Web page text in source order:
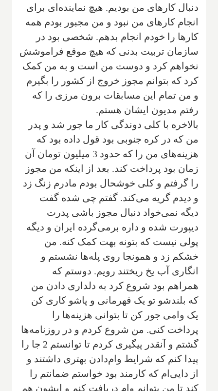
دنبال کارهای‌ من بودیم. هیچ نماینده‌ای برای
انجام کارهای من نبود و من مجبور بودم همه
کارها را خودم انجام بدهم. شخصی بود در
سازمان تربیت بدنی که هیچ موقع فراموشش
نخواهم کرد و دوست من است و به من کمک
کرد که بتوانم مجوز خروج از کشور را بگیرم
و من تمام این مسابقات برون مرزی را که
رفتم مدیون ایشان هستم.
‌بالاخره با کلی دوندگی کار ما جور شد و پدر
من که در کره جنوبی بود قول داده بود که
هزینه‌های من را که حدود 3 میلیون تومان آن
زمان بود پرداخت کند‌. بعد از اینکه من مجوز
را گرفتم و کلی خوشحال بودم مادرم زنگ زد
و دیدم گریه می‌کند. گفتم چی شده گفت
دیگه نمی‌خواد دنبال مجوز باشی پدرت
دیپورت شده و داره برمی‌گرده ایران و دیگه
پولی نیست که بتونه بهت کمک کنه. من
خشکم زد و همونجا روی پله‌ها نشستم و
انگاری آب یخ ریختند رویم. دوستم که
همراهم بود شروع کرد به دلداری دادن من
که بلندشو تو یک قهرمانی و پاشو کاری کن
یک وامی جور کن تا بتوانی هزینه‌ها را
پرداخت کنی. من شروع کردم و در روزنامه‌ها
گشتم و آنقدر پیگیری کردم تا توانستم 2 جا را
پیدا کنم که شرایط وام‌دادن بهتری داشتند و
از دایی‌ام که کارمند بود خواستم ضمانتم را
کند تا من بتوانم وام دریافت کنم و ایشون هم